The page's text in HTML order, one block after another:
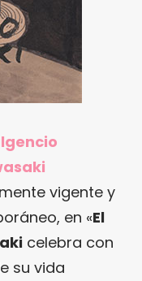
vigente y
en «El
celebra con
su vida